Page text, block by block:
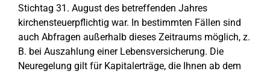
Stichtag 31. August des betreffenden Jahres
kirchensteuerpflichtig war. In bestimmten Fällen sind
auch Abfragen außerhalb dieses Zeitraums möglich, z.
B. bei Auszahlung einer Lebensversicherung. Die
Neuregelung gilt für Kapitalerträge, die Ihnen ab dem